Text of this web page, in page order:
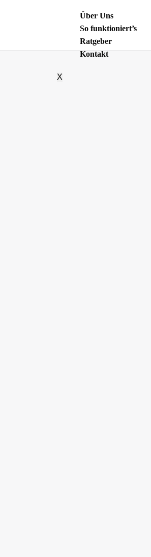
Über Uns
So funktioniert’s
Ratgeber
Kontakt
X